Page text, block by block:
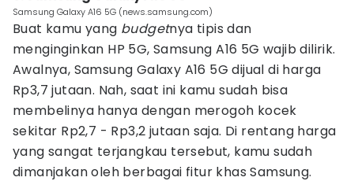
Samsung Galaxy A16 5G (news.samsung.com)
Buat kamu yang budgetnya tipis dan
menginginkan HP 5G, Samsung A16 5G wajib dilirik.
Awalnya, Samsung Galaxy A16 5G dijual di harga
Rp3,7 jutaan. Nah, saat ini kamu sudah bisa
membelinya hanya dengan merogoh kocek
sekitar Rp2,7 - Rp3,2 jutaan saja. Di rentang harga
yang sangat terjangkau tersebut, kamu sudah
dimanjakan oleh berbagai fitur khas Samsung.